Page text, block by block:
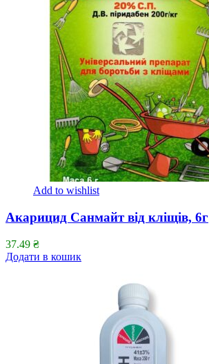
Add to wishlist
Акарицид Санмайт від кліщів, 6г
37.49 ₴
Додати в кошик